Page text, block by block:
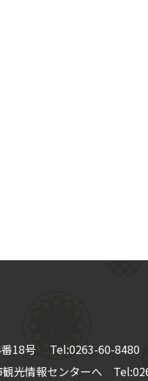
18号 Tel:0263-60-8480
観光情報センターへ Tel: